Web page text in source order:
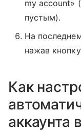
my account»
пустым).
На
нажав
Как
аккаунта